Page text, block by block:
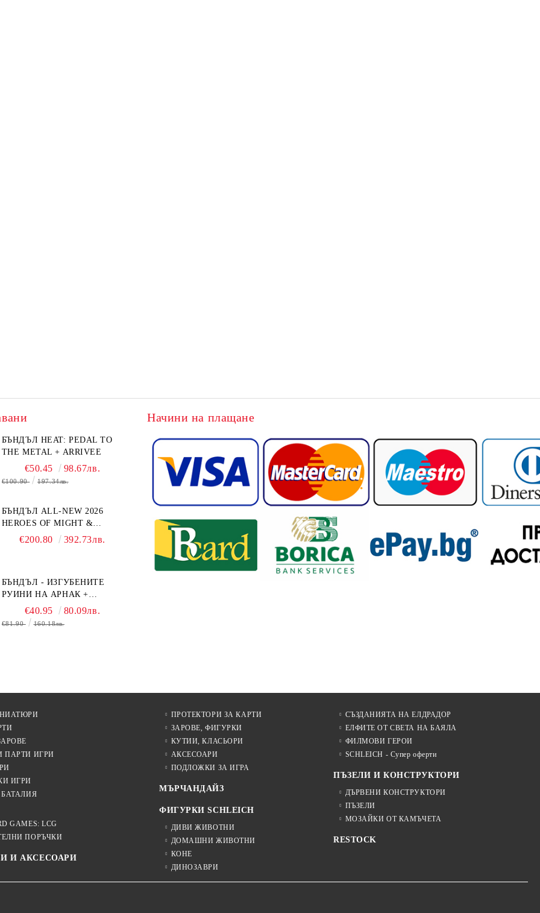
БЪНДЪЛ HEAT: PEDAL TO
THE METAL + ARRIVEE
€50.45 98.67лв.
€100.90 197.34лв.
БЪНДЪЛ ALL-NEW 2026
HEROES OF MIGHT &
MAGIC III: THE BOARD
€200.80 392.73лв.
БЪНДЪЛ - ИЗГУБЕНИТЕ
РУИНИ НА АРНАК +
ВОДАЧИ НА ЕКСПЕДИЦИИ
+ ПРОМО КАРТИ
€40.95 80.09лв.
€81.90 160.18лв.
Начини на плащане
ПАРТИ ИГРИ
ИГРИ
GAMES: LCG
ПОРЪЧКИ
И АКСЕСОАРИ
ПРОТЕКТОРИ ЗА КАРТИ
ЗАРОВЕ, ФИГУРКИ
КУТИИ, КЛАСЬОРИ
АКСЕСОАРИ
ПОДЛОЖКИ ЗА ИГРА
МЪРЧАНДАЙЗ
ФИГУРКИ SCHLEICH
ДИВИ ЖИВОТНИ
ДОМАШНИ ЖИВОТНИ
КОНЕ
ДИНОЗАВРИ
СЪЗДАНИЯТА НА ЕЛДРАДОР
ЕЛФИТЕ ОТ СВЕТА НА БАЯЛА
ФИЛМОВИ ГЕРОИ
SCHLEICH - Супер оферти
ПЪЗЕЛИ И КОНСТРУКТОРИ
ДЪРВЕНИ КОНСТРУКТОРИ
ПЪЗЕЛИ
МОЗАЙКИ ОТ КАМЪЧЕТА
RESTOCK